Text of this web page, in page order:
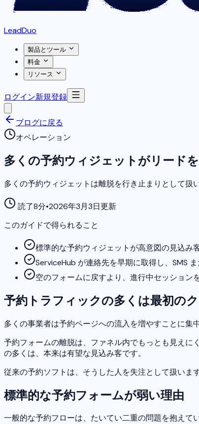
LeadDuo
製品とツール
料金
リソース
ログイン新規登録
ブログに戻る
オペレーション
多くの予約ウィジェットがリード
多くの予約ウィジェットは離脱を行き止まりとして扱
読了8分•2026年3月3日更新
このガイドで得られること
標準的な予約ウィジェットが高意図の見込み
ServiceHub が連絡先を早期に取得し、SMS
空のフォームに戻すより、進行中セッション
予約トラフィックの多くは最初の
多くの事業者は予約ページへの流入を増やすことに集
予約フォームの離脱は、ファネル内でもっとも見え
の多くは、本来は有望な見込み客です。
従来の予約ソフトは、そうした人を失注として扱いま
標準的な予約フォームが弱い理由
一般的な予約フローは、たいてい二重の問題を抱えてい